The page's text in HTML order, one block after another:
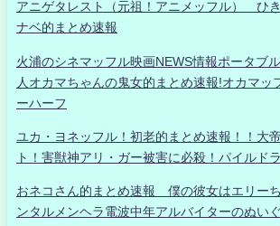
アニゲタレスト（元祖！アニメッフル） ひ
ナベ的まとめ速報
火浦のシネマッフル映画NEWS情報ポータブ
人オカマちゃんの鬼女的まとめ速報!オカマッ
ーハーフ
ユカ・ヨネッフル！初老的まとめ速報！！大
ト！害獣神アリ・ガー被害に必殺！パイルド
おネコさん的まとめ速報 僕の彼女はエリー
ンタルメンヘラ電波中年アルバイターのぬい